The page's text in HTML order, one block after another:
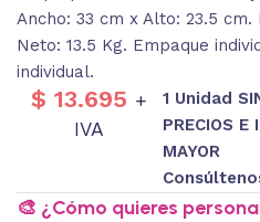
Ancho: 33 cm x Alto: 23.5 cm.
Neto: 13.5 Kg. Empaque
individual.
$ 13.695 +
IVA
1 Unidad
PRECIOS E
MAYOR
🎨 ¿Cómo quieres